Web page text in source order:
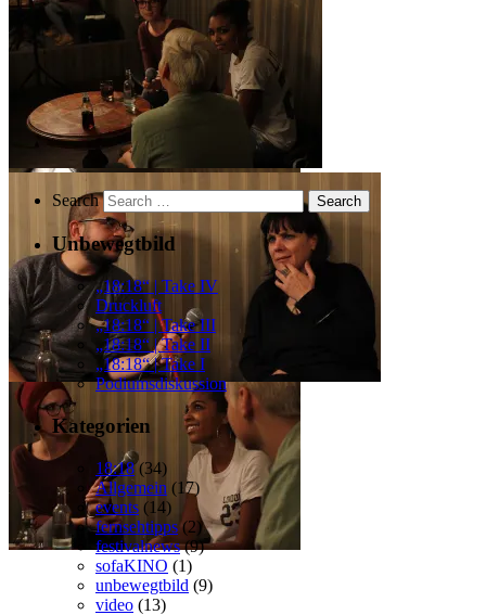
Search
Unbewegtbild
„18:18“ | Take IV
Druckluft
„18:18“ | Take III
„18:18“ | Take II
„18:18“ | Take I
Podiumsdiskussion
Kategorien
18:18(34)
Allgemein (17)
events (14)
fernsehtipps(2)
festivalnews(9)
sofaKINO (1)
unbewegtbild (9)
video (13)